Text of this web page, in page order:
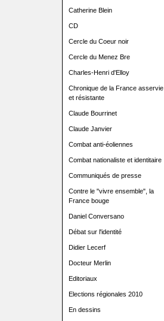
Catherine Blein
CD
Cercle du Coeur noir
Cercle du Menez Bre
Charles-Henri d'Elloy
Chronique de la France asservie
et résistante
Claude Bourrinet
Claude Janvier
Combat anti-éoliennes
Combat nationaliste et identitaire
Communiqués de presse
Contre le "vivre ensemble", la
France bouge
Daniel Conversano
Débat sur l'identité
Didier Lecerf
Docteur Merlin
Editoriaux
Elections régionales 2010
En dessins